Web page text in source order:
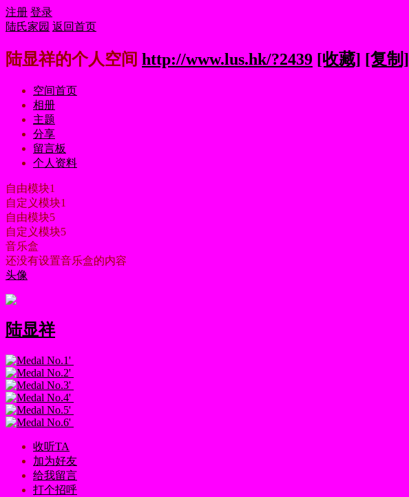
注册 登录
陆氏家园 返回首页
陆显祥的个人空间 http://www.lus.hk/?2439 [收藏] [复制]
空间首页
相册
主题
分享
留言板
个人资料
自由模块1
自定义模块1
自由模块5
自定义模块5
音乐盒
还没有设置音乐盒的内容
头像
陆显祥
收听TA
加为好友
给我留言
打个招呼